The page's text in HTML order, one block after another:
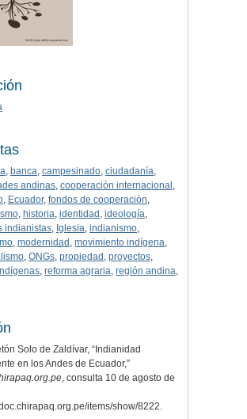
, banca, campesinado, ciudadanía,
andinas, cooperación internacional ,
, Ecuador, fondos de cooperación,
, historia, identidad , ideología,
indianistas, Iglesia, indianismo,
, modernidad , movimiento indígena,
, ONGs, propiedad , proyectos,
, reforma agraria, región andina,
Solo de Zaldívar, “Indianidad
en los Andes de Ecuador,”
, consulta 10 de agosto de
items/show/8222.